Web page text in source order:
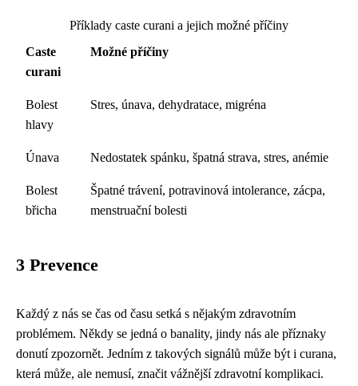
Příklady caste curani a jejich možné příčiny
Caste
curani
Možné příčiny
Bolest
hlavy
Stres, únava, dehydratace, migréna
Únava Nedostatek spánku, špatná strava, stres, anémie
Bolest
břicha
Špatné trávení, potravinová intolerance, zácpa,
menstruační bolesti
3 Prevence
Každý z nás se čas od času setká s nějakým zdravotním
problémem. Někdy se jedná o banality, jindy nás ale příznaky
donutí zpozornět. Jedním z takových signálů může být i curana,
která může, ale nemusí, značit vážnější zdravotní komplikaci.